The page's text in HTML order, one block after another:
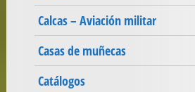
Calcas – Aviación militar
Casas de muñecas
Catálogos